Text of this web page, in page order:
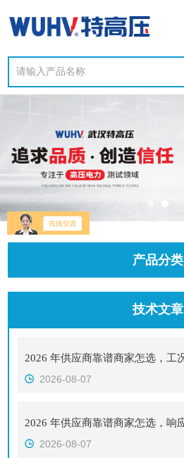
产品分类
技术文章
2026-08-07
2026-08-07